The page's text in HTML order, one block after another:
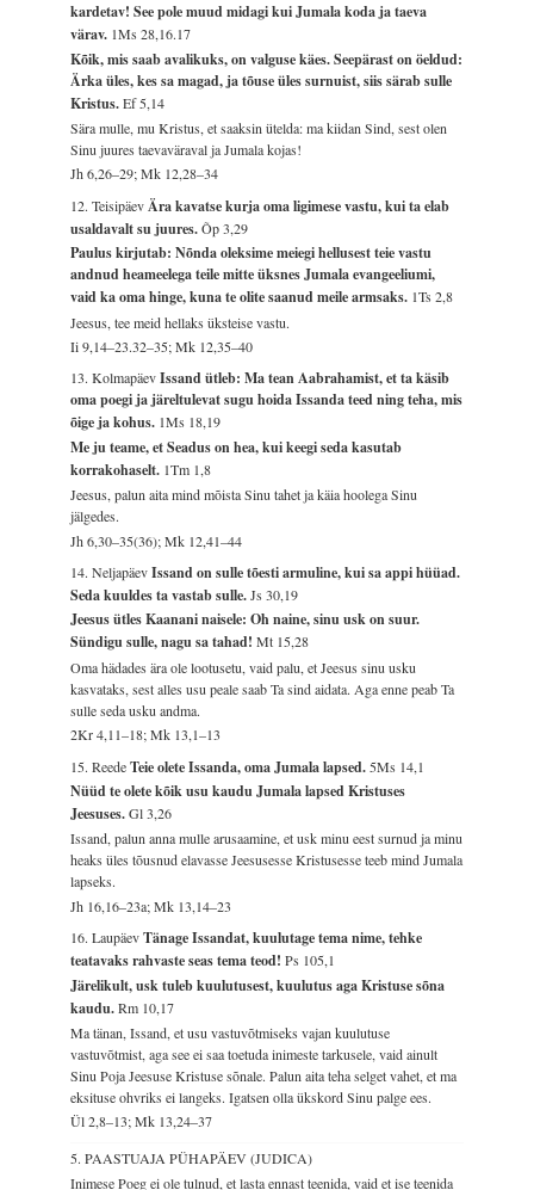
kardetav! See pole muud midagi kui Jumala koda ja taeva
värav. 1Ms 28,16.17
Kõik, mis saab avalikuks, on valguse käes. Seepärast on öeldud:
Ärka üles, kes sa magad, ja tõuse üles surnuist, siis särab sulle
Kristus.Ef 5,14
Sära mulle, mu Kristus, et saaksin ütelda: ma kiidan Sind, sest olen
Sinu juures taevaväraval ja Jumala kojas!
Jh 6,26–29; Mk 12,28–34
12. Teisipäev Ära kavatse kurja oma ligimese vastu, kui ta elab
usaldavalt su juures.Õp 3,29
Paulus kirjutab: Nõnda oleksime meiegi hellusest teie vastu
andnud heameelega teile mitte üksnes Jumala evangeeliumi,
vaid ka oma hinge, kuna te olite saanud meile armsaks. 1Ts 2,8
Jeesus, tee meid hellaks üksteise vastu.
Ii 9,14–23.32–35; Mk 12,35–40
13. KolmapäevIssand ütleb: Ma tean Aabrahamist, et ta käsib
oma poegi ja järeltulevat sugu hoida Issanda teed ning teha, mis
õige ja kohus. 1Ms 18,19
Me ju teame, et Seadus on hea, kui keegi seda kasutab
korrakohaselt. 1Tm 1,8
Jeesus, palun aita mind mõista Sinu tahet ja käia hoolega Sinu
jälgedes.
Jh 6,30–35(36); Mk 12,41–44
14. NeljapäevIssand on sulle tõesti armuline, kui sa appi hüüad.
Seda kuuldes ta vastab sulle.Js 30,19
Jeesus ütles Kaanani naisele: Oh naine, sinu usk on suur.
Sündigu sulle, nagu sa tahad!Mt 15,28
Oma hädades ära ole lootusetu, vaid palu, et Jeesus sinu usku
kasvataks, sest alles usu peale saab Ta sind aidata. Aga enne peab Ta
sulle seda usku andma.
2Kr 4,11–18; Mk 13,1–13
15. ReedeTeie olete Issanda, oma Jumala lapsed.5Ms 14,1
Nüüd te olete kõik usu kaudu Jumala lapsed Kristuses
Jeesuses.Gl 3,26
Issand, palun anna mulle arusaamine, et usk minu eest surnud ja minu
heaks üles tõusnud elavasse Jeesusesse Kristusesse teeb mind Jumala
lapseks.
Jh 16,16–23a; Mk 13,14–23
16. LaupäevTänage Issandat, kuulutage tema nime, tehke
teatavaks rahvaste seas tema teod!Ps 105,1
Järelikult, usk tuleb kuulutusest, kuulutus aga Kristuse sõna
kaudu.Rm 10,17
Ma tänan, Issand, et usu vastuvõtmiseks vajan kuulutuse
vastuvõtmist, aga see ei saa toetuda inimeste tarkusele, vaid ainult
Sinu Poja Jeesuse Kristuse sõnale. Palun aita teha selget vahet, et ma
eksituse ohvriks ei langeks. Igatsen olla ükskord Sinu palge ees.
Ül 2,8–13; Mk 13,24–37
5. PAASTUAJA PÜHAPÄEV (JUDICA)
Inimese Poeg ei ole tulnud, et lasta ennast teenida, vaid et ise teenida